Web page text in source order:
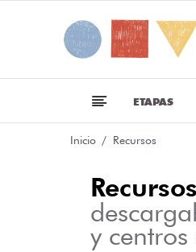
ETAPAS
Inicio Recursos
y